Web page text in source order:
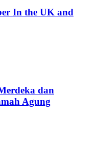
In the UK and
dan
Agung